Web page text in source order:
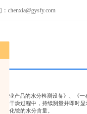
chenxia@gysfy.com
业产品的水分检测设备》、《
干燥过程中，持续测量并即时
化铵的水分含量。